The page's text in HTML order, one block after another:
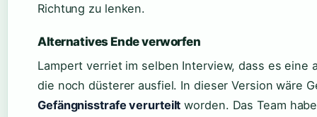
Richtung zu lenken.
Alternatives Ende verworfen
Lampert verriet im selben Interview, dass es eine
die noch düsterer ausfiel. In dieser Version wäre
Gefängnisstrafe verurteilt worden. Das Team